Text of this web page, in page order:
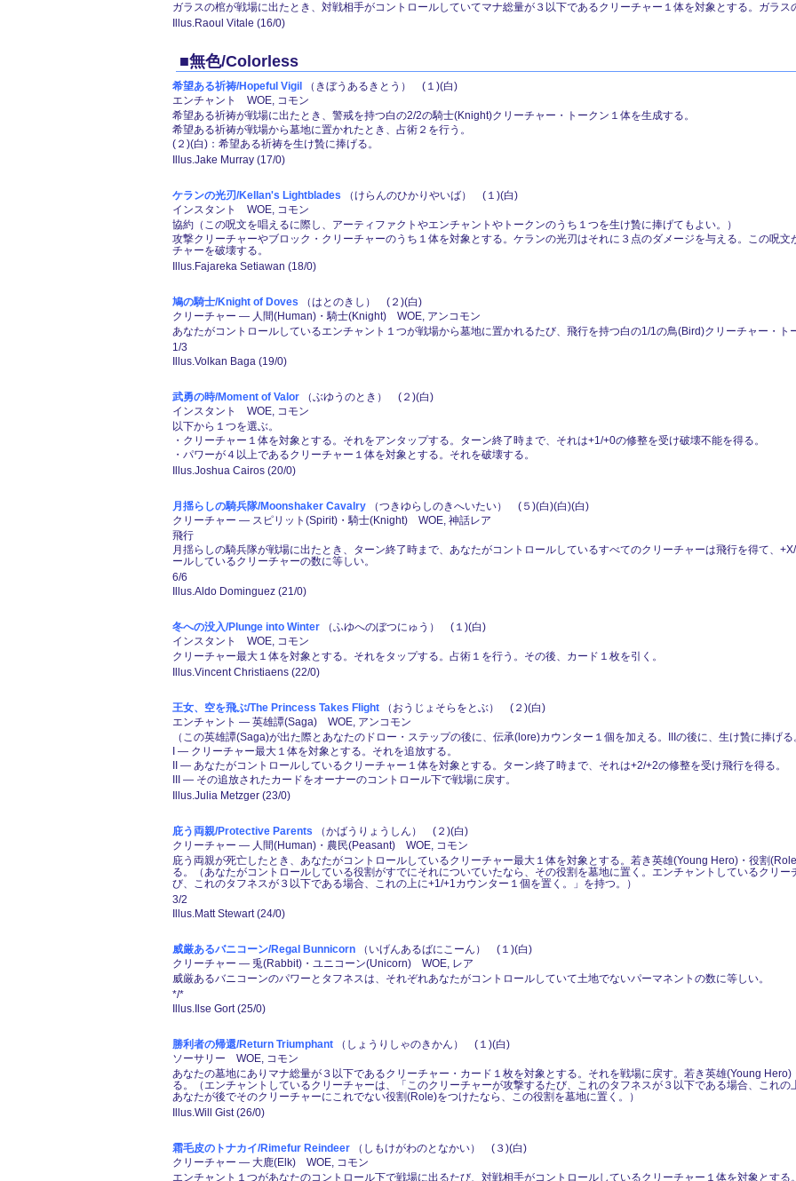
ガラスの棺が戦場に出たとき、対戦相手がコントロールしていてマナ総量が３以下であるクリーチャー１体を対象とする。ガラス
Illus.Raoul Vitale (16/0)
■無色/Colorless
希望ある祈祷/Hopeful Vigil
（きぼうあるきとう） (１)(白)
エンチャント WOE, コモン
希望ある祈祷が戦場に出たとき、警戒を持つ白の2/2の騎士(Knight)クリーチャー・トークン１体を生成する。
希望ある祈祷が戦場から墓地に置かれたとき、占術２を行う。
(２)(白)：希望ある祈祷を生け贄に捧げる。
Illus.Jake Murray (17/0)
ケランの光刃/Kellan's Lightblades （けらんのひかりやいば） (１)(白)
インスタント WOE, コモン
協約（この呪文を唱えるに際し、アーティファクトやエンチャントやトークンのうち１つを生け贄に捧げてもよい。）
攻撃クリーチャーやブロック・クリーチャーのうち１体を対象とする。ケランの光刃はそれに３点のダメージを与える。この呪
チャーを破壊する。
Illus.Fajareka Setiawan (18/0)
鳩の騎士/Knight of Doves （はとのきし） (２)(白)
クリーチャー ― 人間(Human)・騎士(Knight) WOE, アンコモン
あなたがコントロールしているエンチャント１つが戦場から墓地に置かれるたび、飛行を持つ白の1/1の鳥(Bird)クリーチャー・ト
1/3
Illus.Volkan Baga (19/0)
武勇の時/Moment of Valor （ぶゆうのとき） (２)(白)
インスタント WOE, コモン
以下から１つを選ぶ。
・クリーチャー１体を対象とする。それをアンタップする。ターン終了時まで、それは+1/+0の修整を受け破壊不能を得る。
・パワーが４以上であるクリーチャー１体を対象とする。それを破壊する。
Illus.Joshua Cairos (20/0)
月揺らしの騎兵隊/Moonshaker Cavalry （つきゆらしのきへいたい） (５)(白)(白)(白)
クリーチャー ― スピリット(Spirit)・騎士(Knight) WOE, 神話レア
飛行
月揺らしの騎兵隊が戦場に出たとき、ターン終了時まで、あなたがコントロールしているすべてのクリーチャーは飛行を得て、
ールしているクリーチャーの数に等しい。
6/6
Illus.Aldo Dominguez (21/0)
冬への没入/Plunge into Winter （ふゆへのぼつにゅう） (１)(白)
インスタント WOE, コモン
クリーチャー最大１体を対象とする。それをタップする。占術１を行う。その後、カード１枚を引く。
Illus.Vincent Christiaens (22/0)
王女、空を飛ぶ/The Princess Takes Flight （おうじょそらをとぶ） (２)(白)
エンチャント ― 英雄譚(Saga) WOE, アンコモン
（この英雄譚(Saga)が出た際とあなたのドロー・ステップの後に、伝承(lore)カウンター１個を加える。IIIの後に、生け贄に捧げる
I ― クリーチャー最大１体を対象とする。それを追放する。
II ― あなたがコントロールしているクリーチャー１体を対象とする。ターン終了時まで、それは+2/+2の修整を受け飛行を得る。
III ― その追放されたカードをオーナーのコントロール下で戦場に戻す。
Illus.Julia Metzger (23/0)
庇う両親/Protective Parents （かばうりょうしん） (２)(白)
クリーチャー ― 人間(Human)・農民(Peasant) WOE, コモン
庇う両親が死亡したとき、あなたがコントロールしているクリーチャー最大１体を対象とする。若き英雄(Young Hero)・役割
る。（あなたがコントロールしている役割がすでにそれについていたなら、その役割を墓地に置く。エンチャントしているクリ
び、これのタフネスが３以下である場合、これの上に+1/+1カウンター１個を置く。」を持つ。）
3/2
Illus.Matt Stewart (24/0)
威厳あるバニコーン/Regal Bunnicorn （いげんあるばにこーん） (１)(白)
クリーチャー ― 兎(Rabbit)・ユニコーン(Unicorn) WOE, レア
威厳あるバニコーンのパワーとタフネスは、それぞれあなたがコントロールしていて土地でないパーマネントの数に等しい。
*/*
Illus.Ilse Gort (25/0)
勝利者の帰還/Return Triumphant （しょうりしゃのきかん） (１)(白)
ソーサリー WOE, コモン
あなたの墓地にありマナ総量が３以下であるクリーチャー・カード１枚を対象とする。それを戦場に戻す。若き英雄(Young
る。（エンチャントしているクリーチャーは、「このクリーチャーが攻撃するたび、これのタフネスが３以下である場合、これの
あなたが後でそのクリーチャーにこれでない役割(Role)をつけたなら、この役割を墓地に置く。）
Illus.Will Gist (26/0)
霜毛皮のトナカイ/Rimefur Reindeer （しもけがわのとなかい） (３)(白)
クリーチャー ― 大鹿(Elk) WOE, コモン
エンチャント１つがあなたのコントロール下で戦場に出るたび、対戦相手がコントロールしているクリーチャー１体を対象とする